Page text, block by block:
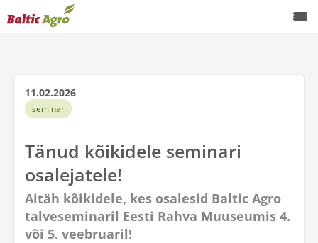
11.02.2026
seminar
Tänud kõikidele seminari
osalejatele!
Aitäh kõikidele, kes osalesid Baltic Agro
talveseminaril Eesti Rahva Muuseumis 4.
või 5. veebruaril!
Loomakasvatus
Profiaiandus
Koduaed
Masinarent
Teenused